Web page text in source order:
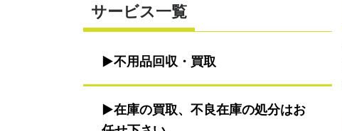
サービス一覧
不用品回収・買取
在庫の買取、不良在庫の処分はお